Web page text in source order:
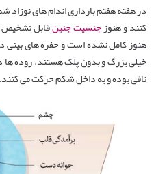
در هفته هفتم بارداری اندام های
کنند و هنوزجنسیت جنینقابل
هنوز کامل نشده است و حفره های
خیلی بزرگ و بدون پلک هستند. روده
نافی بوده و به داخل شکم حرکت می کنند.